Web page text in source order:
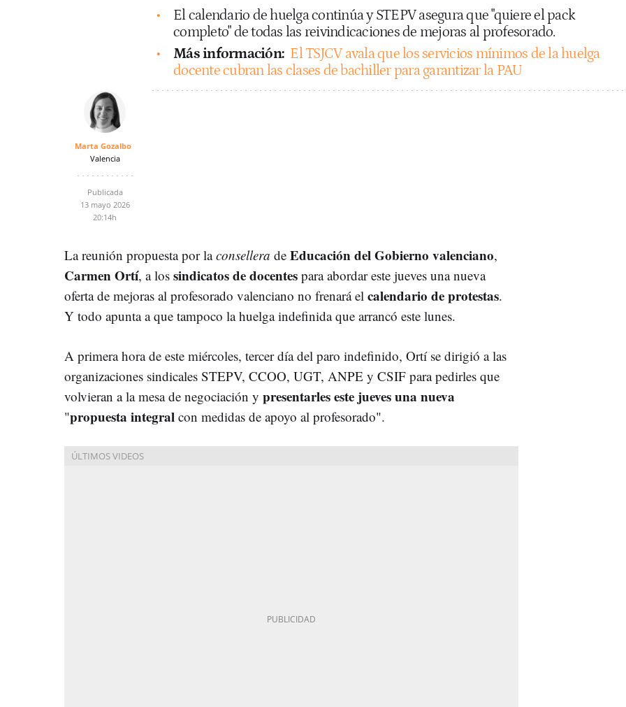
El calendario de huelga continúa y STEPV asegura que "quiere el pack
completo" de todas las reivindicaciones de mejoras al profesorado.
Más información: El TSJCV avala que los servicios mínimos de la huelga
docente cubran las clases de bachiller para garantizar la PAU
Marta Gozalbo
Valencia
Publicada
13 mayo 2026
20:14h
La reunión propuesta por laconsellera de Educación del Gobierno valenciano,
Carmen Ortí, a los sindicatos de docentes para abordar este jueves una nueva
oferta de mejoras al profesorado valenciano no frenará el calendario de protestas.
Y todo apunta a que tampoco la huelga indefinida que arrancó este lunes.
A primera hora de este miércoles, tercer día del paro indefinido, Ortí se dirigió a las
organizaciones sindicales STEPV, CCOO, UGT, ANPE y CSIF para pedirles que
volvieran a la mesa de negociación y presentarles este jueves una nueva
"propuesta integral con medidas de apoyo al profesorado".